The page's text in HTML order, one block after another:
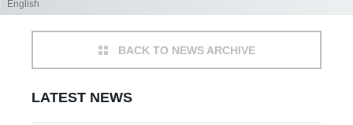
English
BACK TO NEWS ARCHIVE
LATEST NEWS